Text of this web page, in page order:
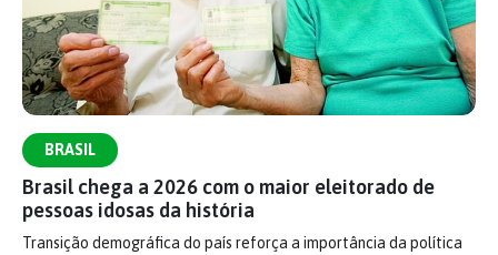
BRASIL
Brasil chega a 2026 com o maior eleitorado de
pessoas idosas da história
Transição demográfica do país reforça a importância da política